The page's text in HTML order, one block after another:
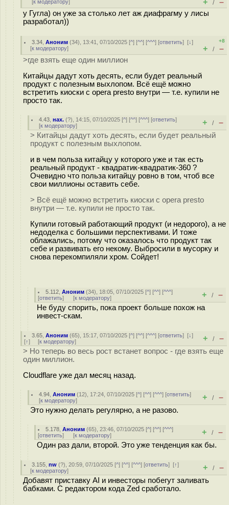
к модератору + / –
у Гугла) он уже за столько лет аж диафрагму у лисы
разработал))
3.34 ,Аноним (34), 13:41, 07/10/2025 [^] [^^] [^^^] [ответить][↓]
[к модератору]
+8
+ / –
>где взять еще один миллион
Китайцы дадут хоть десять, если будет реальный
продукт с полезным выхлопом. Всё ещё можно
встретить киоски с opera presto внутри — т.е. купили не
просто так.
4.43 ,нах. (?), 14:15, 07/10/2025 [^] [^^] [^^^] [ответить]
[к модератору] + / –
> Китайцы дадут хоть десять, если будет реальный
продукт с полезным выхлопом.
и в чем польза китайцу у которого уже и так есть
реальный продукт - квадратик-квадратик-360 ?
Очевидно что польза китайцу ровно в том, чтоб все
свои миллионы оставить себе.
> Всё ещё можно встретить киоски с opera presto
внутри — т.е. купили не просто так.
Купили готовый работающий продукт (и недорого), а не
недоделка с большими перспективами. И тоже
облажались, потому что оказалось что продукт так
себе и развивать его некому. Выбросили в мусорку и
снова перекомпиляли хром. Сойдет!
5.112 ,Аноним (34), 18:05, 07/10/2025 [^] [^^] [^^^]
[ответить] [к модератору] + / –
Не буду спорить, пока проект больше похож на
инвест-скам.
3.65 ,Аноним (65), 15:17, 07/10/2025 [^] [^^] [^^^] [ответить][↓]
[↑] [к модератору] + / –
> Но теперь во весь рост встанет вопрос - где взять еще
один миллион.
Cloudflare уже дал месяц назад.
4.94 ,Аноним (12), 17:24, 07/10/2025 [^] [^^] [^^^] [ответить]
[к модератору] + / –
Это нужно делать регулярно, а не разово.
5.178 ,Аноним (65), 23:46, 07/10/2025 [^] [^^] [^^^]
[ответить] [к модератору] + / –
Один раз дали, второй. Это уже тенденция как бы.
3.155 ,nw (?), 20:59, 07/10/2025 [^] [^^] [^^^] [ответить][↑]
[к модератору] + / –
Добавят приставку AI и инвесторы побегут заливать
бабками. С редактором кода Zed сработало.